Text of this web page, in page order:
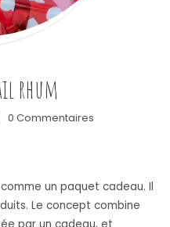
rhum
0 Commentaires
un paquet cadeau. Il
Le concept combine